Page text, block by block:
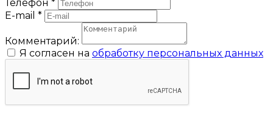
Телефон *
E-mail *
Комментарий:
Я согласен на обработку персональных данных